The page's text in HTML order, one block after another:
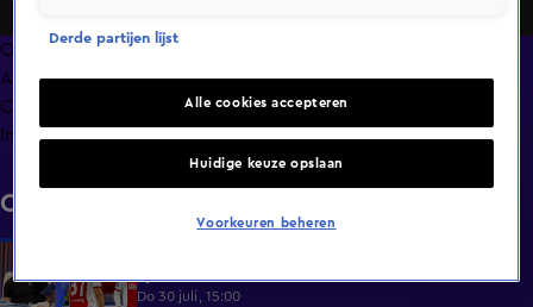
goede keuze zijn.
Overzicht
Afleveringen
Clips
Info
Clips
Do 30 juli, 15:00
Derde partijen lijst
Alle cookies accepteren
Huidige keuze opslaan
Voorkeuren beheren